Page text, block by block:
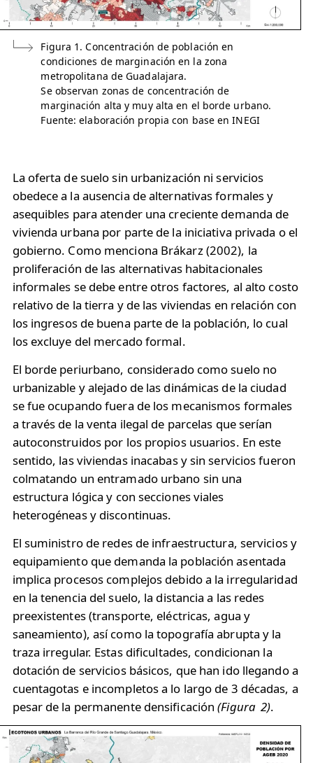
Figura 1. Concentración de población en
condiciones de marginación en la zona
metropolitana de Guadalajara.
Se observan zonas de concentración de
marginación alta y muy alta en el borde urbano.
Fuente: elaboración propia con base en INEGI
La oferta de suelo sin urbanización ni servicios
obedece a la ausencia de alternativas formales y
asequibles para atender una creciente demanda de
vivienda urbana por parte de la iniciativa privada o el
gobierno. Como menciona Brákarz (2002), la
proliferación de las alternativas habitacionales
informales se debe entre otros factores, al alto costo
relativo de la tierra y de las viviendas en relación con
los ingresos de buena parte de la población, lo cual
los excluye del mercado formal.
El borde periurbano, considerado como suelo no
urbanizable y alejado de las dinámicas de la ciudad
se fue ocupando fuera de los mecanismos formales
a través de la venta ilegal de parcelas que serían
autoconstruidos por los propios usuarios. En este
sentido, las viviendas inacabas y sin servicios fueron
colmatando un entramado urbano sin una
estructura lógica y con secciones viales
heterogéneas y discontinuas.
El suministro de redes de infraestructura, servicios y
equipamiento que demanda la población asentada
implica procesos complejos debido a la irregularidad
en la tenencia del suelo, la distancia a las redes
preexistentes (transporte, eléctricas, agua y
saneamiento), así como la topografía abrupta y la
traza irregular. Estas dificultades, condicionan la
dotación de servicios básicos, que han ido llegando a
cuentagotas e incompletos a lo largo de 3 décadas, a
pesar de la permanente densificación(Figura 2).